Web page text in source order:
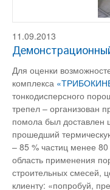
11.09.2013
Для оценки
комплекса
тонкодисперсного
трепел – организован
помола был
прошедший
– 85 % частиц менее
область применения
строительных смесей,
клиенту: «попробуй,